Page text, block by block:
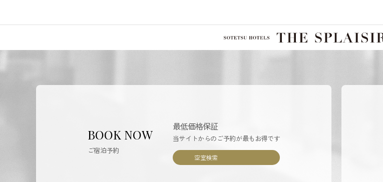
BOOK NOW
ご宿泊予約
最低価格保証
当サイトからのご予約が最もお得です
空室検索